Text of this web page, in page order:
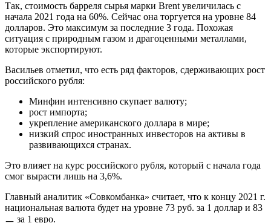
Так, стоимость барреля сырья марки Brent увеличилась с
начала 2021 года на 60%. Сейчас она торгуется на уровне 84
долларов. Это максимум за последние 3 года. Похожая
ситуация с природным газом и драгоценными металлами,
которые экспортируют.
Васильев отметил, что есть ряд факторов, сдерживающих рост
российского рубля:
Минфин интенсивно скупает валюту;
рост импорта;
укрепление американского доллара в мире;
низкий спрос иностранных инвесторов на активы в
развивающихся странах.
Это влияет на курс российского рубля, который с начала года
смог вырасти лишь на 3,6%.
Главный аналитик «Совкомбанка» считает, что к концу 2021 г.
национальная валюта будет на уровне 73 руб. за 1 доллар и 83
ㅡ за 1 евро.